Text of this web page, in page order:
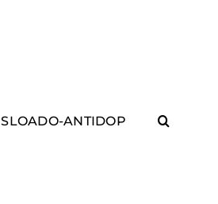
SLOADO-ANTIDOP